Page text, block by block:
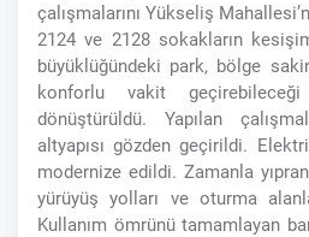
çalışmalarını Yükseliş
2124 ve 2128 sokakların
büyüklüğündeki park, bölge
konforlu vakit
dönüştürüldü. Yapılan
altyapısı gözden geçirildi.
modernize edildi. Zamanla
yürüyüş yolları ve oturma
Kullanım ömrünü tamamlayan